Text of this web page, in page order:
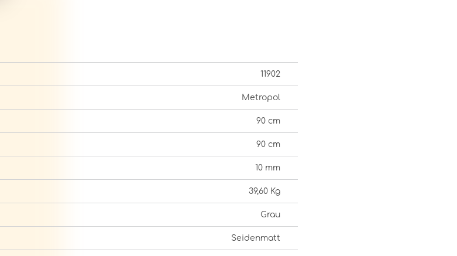
11902
Metropol
90 cm
90 cm
10 mm
39,60 Kg
Grau
Seidenmatt